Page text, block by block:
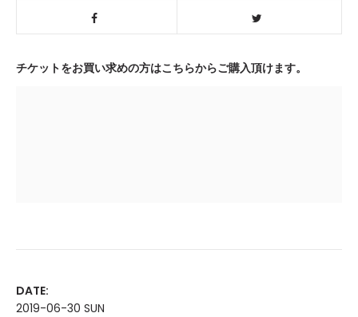
チケットをお買い求めの方はこちらからご購入頂けます。
DATE:
2019-06-30 SUN